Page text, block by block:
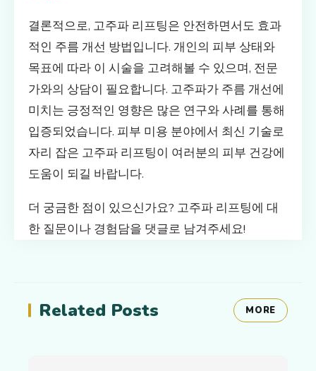
결론적으로, 고주파 리프팅은 안전하면서도 효과
적인 주름 개선 방법입니다. 개인의 피부 상태와
목표에 따라 이 시술을 고려해볼 수 있으며, 전문
가와의 상담이 필요합니다. 고주파가 주름 개선에
미치는 긍정적인 영향은 많은 연구와 사례를 통해
입증되었습니다. 피부 미용 분야에서 최신 기술로
자리 잡은 고주파 리프팅이 여러분의 피부 건강에
도움이 되길 바랍니다.
더 궁금한 점이 있으신가요? 고주파 리프팅에 대
한 질문이나 경험담을 댓글로 남겨주세요!
Related Posts MORE